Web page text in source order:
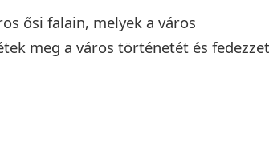
ősi falain, melyek a város
meg a város történetét és